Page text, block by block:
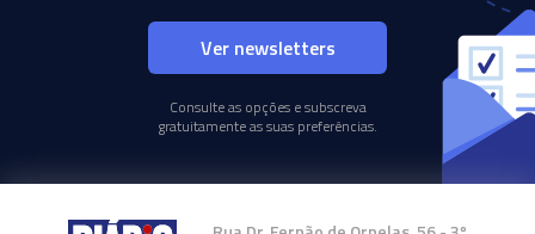
Ver newsletters
Consulte as opções e subscreva
gratuitamente as suas preferências.